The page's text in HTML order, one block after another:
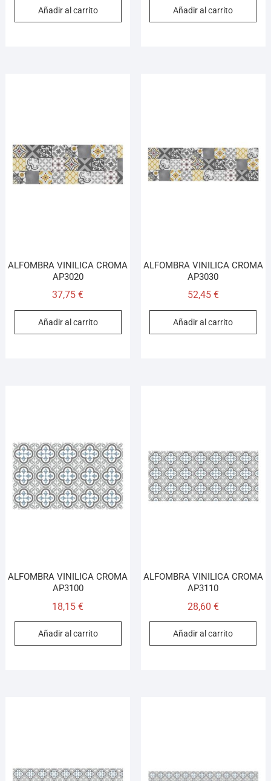
Añadir al carrito Añadir al carrito
ALFOMBRA VINILICA CROMA
AP3020
37,75€
Añadir al carrito
ALFOMBRA VINILICA CROMA
AP3030
52,45 €
Añadir al carrito
ALFOMBRA VINILICA CROMA
AP3100
18,15€
Añadir al carrito
ALFOMBRA VINILICA CROMA
AP3110
28,60 €
Añadir al carrito